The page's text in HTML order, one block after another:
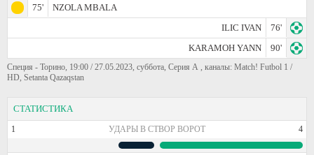
75'
NZOLA MBALA
ILIC IVAN
76'
KARAMOH YANN
90'
Специя - Торино, 19:00 / 27.05.2023, суббота, Серия А , каналы: Match! Futbol 1 /
HD, Setanta Qazaqstan
СТАТИСТИКА
1 УДАРЫ В СТВОР ВОРОТ 4